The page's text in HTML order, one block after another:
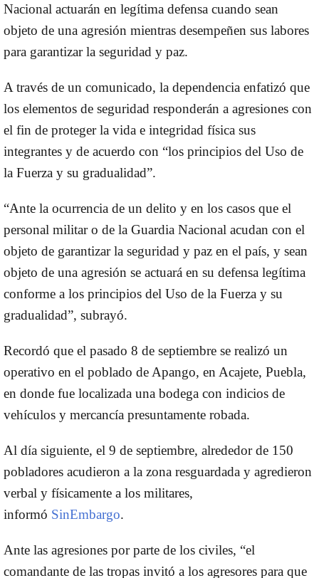
Nacional actuarán en legítima defensa cuando sean
objeto de una agresión mientras desempeñen sus labores
para garantizar la seguridad y paz.
A través de un comunicado, la dependencia enfatizó que
los elementos de seguridad responderán a agresiones con
el fin de proteger la vida e integridad física sus
integrantes y de acuerdo con “los principios del Uso de
la Fuerza y su gradualidad”.
“Ante la ocurrencia de un delito y en los casos que el
personal militar o de la Guardia Nacional acudan con el
objeto de garantizar la seguridad y paz en el país, y sean
objeto de una agresión se actuará en su defensa legítima
conforme a los principios del Uso de la Fuerza y su
gradualidad”, subrayó.
Recordó que el pasado 8 de septiembre se realizó un
operativo en el poblado de Apango, en Acajete, Puebla,
en donde fue localizada una bodega con indicios de
vehículos y mercancía presuntamente robada.
Al día siguiente, el 9 de septiembre, alrededor de 150
pobladores acudieron a la zona resguardada y agredieron
verbal y físicamente a los militares,
informó SinEmbargo.
Ante las agresiones por parte de los civiles, “el
comandante de las tropas invitó a los agresores para que